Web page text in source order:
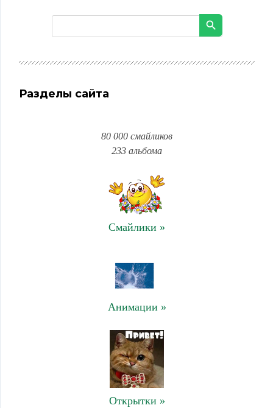
Разделы сайта
80 000 смайликов
233 альбома
Смайлики »
Анимации »
Открытки »